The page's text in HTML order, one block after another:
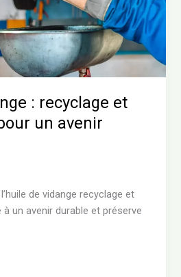
: recyclage et
un avenir
de vidange recyclage et
un avenir durable et préserve